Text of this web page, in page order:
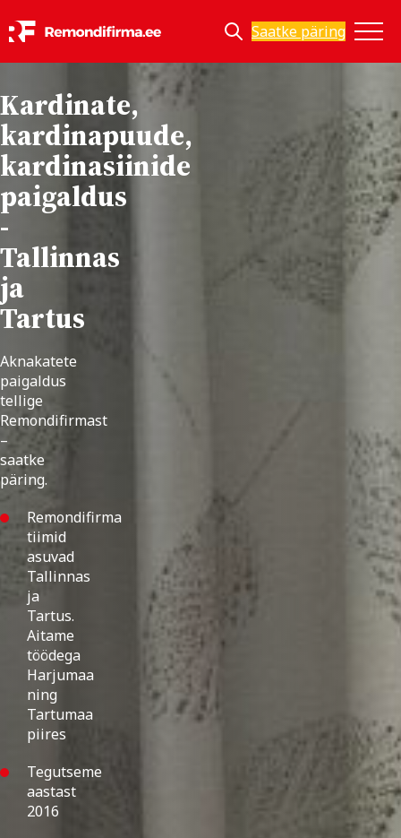
Saatke päring
Kardinate,
kardinapuude,
kardinasiinide
paigaldus
-
Tallinnas
ja
Tartus
Aknakatete
paigaldus
tellige
Remondifirmast
–
saatke
päring.
Remondifirma
tiimid
asuvad
Tallinnas
ja
Tartus.
Aitame
töödega
Harjumaa
ning
Tartumaa
piires
Tegutseme
aastast
2016